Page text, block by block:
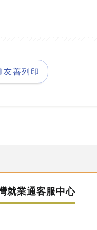
友善列印
就業通客服中心